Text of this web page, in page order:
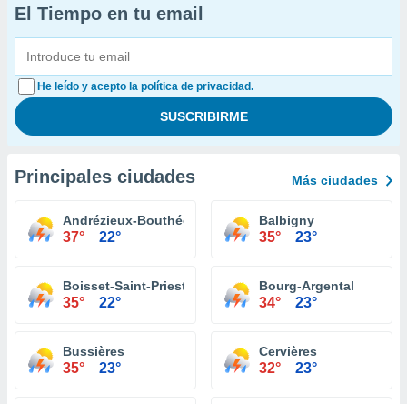
El Tiempo en tu email
He leído y acepto la política de privacidad.
Principales ciudades Más ciudades
Andrézieux-Bouthéon
37° 22°
Balbigny
35° 23°
Boisset-Saint-Priest
35° 22°
Bourg-Argental
34° 23°
Bussières
35° 23°
Cervières
32° 23°